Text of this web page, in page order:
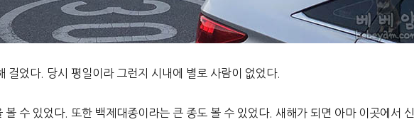
걸었다. 당시 평일이라 그런지 시내에 별로 사람이 없었다.
볼 수 있었다. 또한 백제대종이라는 큰 종도 볼 수 있었다. 새해가 되면 아마 이곳에서 신